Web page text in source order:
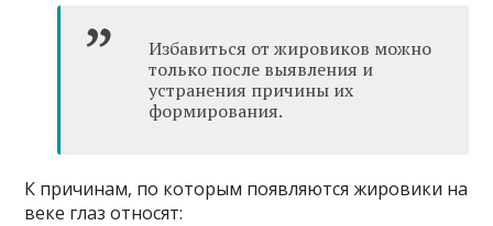
Избавиться от жировиков можно
только после выявления и
устранения причины их
формирования.
К причинам, по которым появляются жировики на
веке глаз относят: